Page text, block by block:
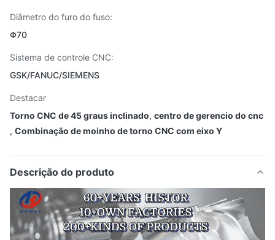
Diâmetro do furo do fuso:
Φ70
Sistema de controle CNC:
GSK/FANUC/SIEMENS
Destacar
Torno CNC de 45 graus inclinado, centro de gerencio do cnc
, Combinação de moinho de torno CNC com eixo Y
Descrição do produto